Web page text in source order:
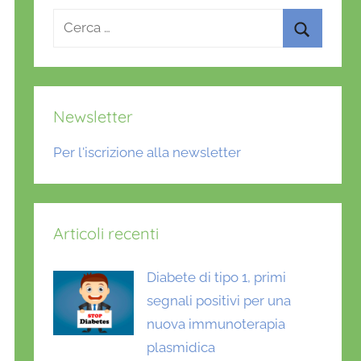
Ricerca
Newsletter
Per l'iscrizione alla newsletter
Articoli recenti
Diabete di tipo 1, primi
segnali positivi per una
nuova immunoterapia
plasmidica